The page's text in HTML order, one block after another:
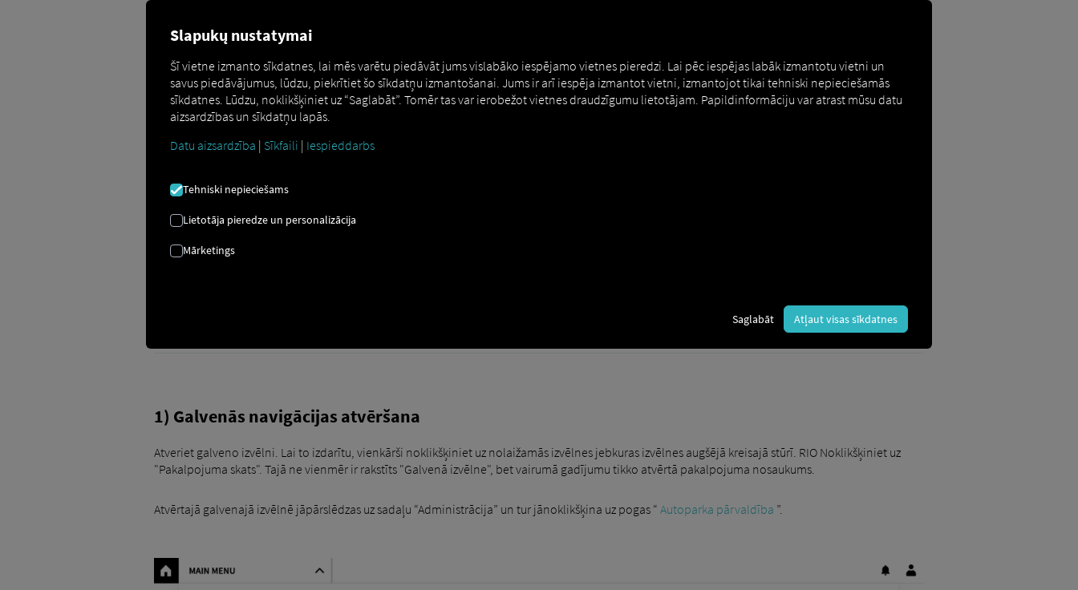
Izveidojot Pocket Driver Ierīču pieteikšanās esošam transportlīdzeklim
Platformu var izveidot jebkurš lietotājs ar autoparka pārvaldnieka tiesībām. Pēc koda izveides tas ir derīgs vienreizējai lietošanai līdz 72 stundām.
1) Galvenās navigācijas atvēršana
Atveriet galveno izvēlni. Lai to izdarītu, vienkārši noklikšķiniet uz nolaižamās izvēlnes jebkuras izvēlnes augšējā kreisajā stūrī. RIO Noklikšķiniet uz
"Pakalpojuma skats". Tajā ne vienmēr ir rakstīts "Galvenā izvēlne", bet vairumā gadījumu tikko atvērtā pakalpojuma nosaukums.
Atvērtajā galvenajā izvēlnē jāpārslēdzas uz sadaļu “Administrācija” un tur jānoklikšķina uz pogas “ Autoparka pārvaldība ”.
Slapukų nustatymai
Šī vietne izmanto sīkdatnes, lai mēs varētu piedāvāt jums vislabāko iespējamo vietnes pieredzi. Lai pēc iespējas labāk izmantotu vietni un
savus piedāvājumus, lūdzu, piekrītiet šo sīkdatņu izmantošanai. Jums ir arī iespēja izmantot vietni, izmantojot tikai tehniski nepieciešamās
sīkdatnes. Lūdzu, noklikšķiniet uz “Saglabāt”. Tomēr tas var ierobežot vietnes draudzīgumu lietotājam. Papildinformāciju var atrast mūsu datu
aizsardzības un sīkdatņu lapās.
Datu aizsardzība | Sīkfaili | Iespieddarbs
Tehniski nepieciešams
Lietotāja pieredze un personalizācija
Mārketings
Saglabāt Atļaut visas sīkdatnes